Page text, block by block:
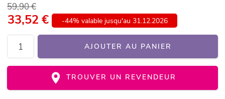
59,90 €
33,52 € -44% valable jusqu'au 31.12.2026
AJOUTER AU PANIER
TROUVER UN REVENDEUR